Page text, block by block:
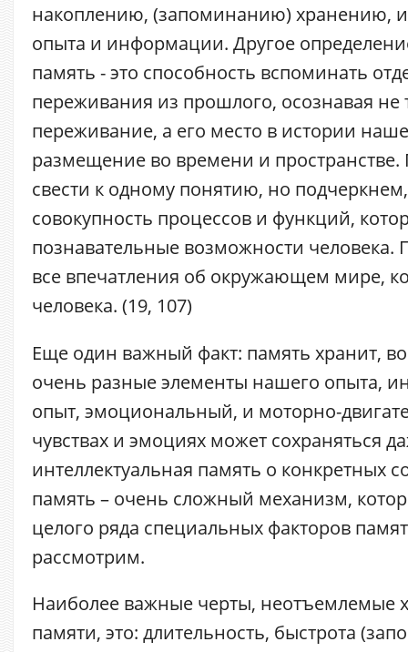
накоплению, (запоминанию) хранению,
опыта и информации. Другое
память - это способность вспоминать
переживания из прошлого, осознавая не
переживание, а его место в истории
размещение во времени и пространстве.
свести к одному понятию, но
совокупность процессов и функций,
познавательные возможности человека.
все впечатления об окружающем мире,
человека. (19, 107)
Еще один важный факт: память хранит,
очень разные элементы нашего опыта,
опыт, эмоциональный, и моторно-
чувствах и эмоциях может сохраняться
интеллектуальная память о конкретных
память – очень сложный механизм,
целого ряда специальных факторов
рассмотрим.
Наиболее важные черты, неотъемлемые
памяти, это: длительность, быстрота